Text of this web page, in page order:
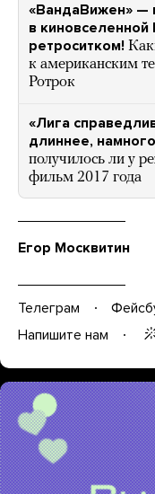
«ВандаВижен» —
в
ретроситком!
к американским
Ротрок
«Лига
длиннее,
получилось ли у
фильм 2017 года
Егор Москвитин
Телеграм
Напишите нам